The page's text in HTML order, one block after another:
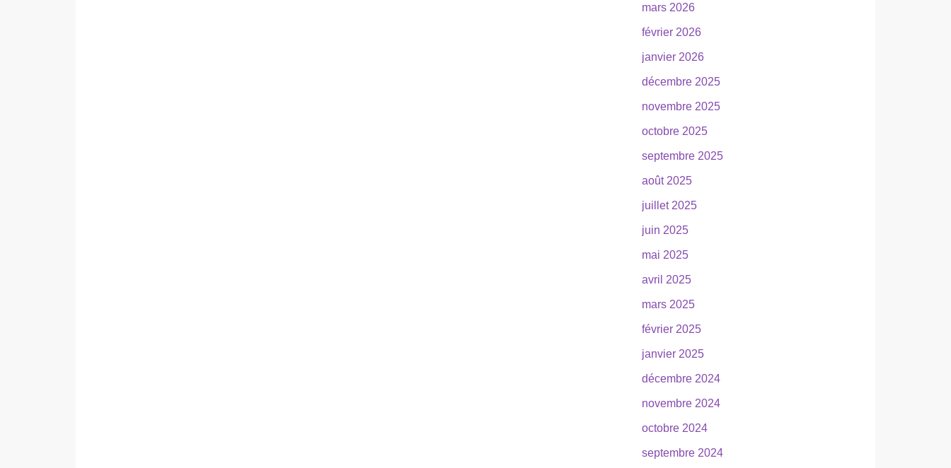
mars 2026
février 2026
janvier 2026
décembre 2025
novembre 2025
octobre 2025
septembre 2025
août 2025
juillet 2025
juin 2025
mai 2025
avril 2025
mars 2025
février 2025
janvier 2025
décembre 2024
novembre 2024
octobre 2024
septembre 2024